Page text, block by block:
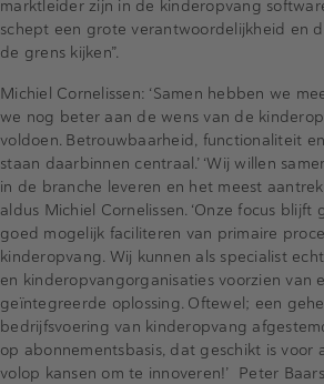
marktleider zijn in de kinderopvang
schept een grote verantwoordelijkheid en
de grens kijken”.
Michiel Cornelissen: ‘Samen hebben we
we nog beter aan de wens van de
voldoen. Betrouwbaarheid, functionaliteit
staan daarbinnen centraal.’ ‘Wij willen
in de branche leveren en het meest
aldus Michiel Cornelissen. ‘Onze focus
goed mogelijk faciliteren van primaire
kinderopvang. Wij kunnen als specialist
en kinderopvangorganisaties voorzien van
geïntegreerde oplossing. Oftewel; een
bedrijfsvoering van kinderopvang
op abonnementsbasis, dat geschikt is voor
volop kansen om te innoveren!’ Peter